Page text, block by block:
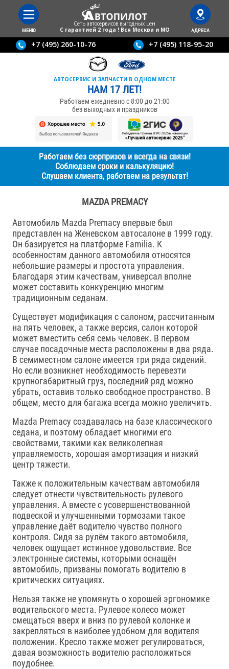
МЕНЮ
Сеть автосервисов выгодныx цен
С гарантией 2 года ! Вся Москва и МО
АДРЕСА
+7 (495) 260-10-76 +7 (495) 118-95-20
АВТОСЕРВИС И ЗАПЧАСТИ В ОДНОМ МЕСТЕ
НАМ 17 ЛЕТ!
Работаем ежедневно с 8:00 до 21:00
без выходных и праздников
Работаем без сюрпризов и всегда на связи!
Соблюдаем сроки и калькуляцию!
Слушаем клиента, работаем на результат!
MAZDA PREMACY
Автомобиль Mazda Premacy впервые был
представлен на Женевском автосалоне в 1999 году.
Он базируется на платформе Familia. К
особенностям данного автомобиля относятся
небольшие размеры и простота управления.
Благодаря этим качествам, универсал вполне
может составить конкуренцию многим
традиционным седанам.
Существует модификация с салоном, рассчитанным
на пять человек, а также версия, салон которой
может вместить себя семь человек. В первом
случае посадочные места расположены в два ряда.
В семиместном салоне имеется три ряда сидений.
Но если возникнет необходимость перевезти
крупногабаритный груз, последний ряд можно
убрать, оставив только свободное пространство. В
общем, место для багажа всегда можно увеличить.
Mazda Premacy создавалась на базе классического
седана, и поэтому обладает многими его
свойствами, такими как великолепная
управляемость, хорошая амортизация и низкий
центр тяжести.
Также к положительным качествам автомобиля
следует отнести чувствительность рулевого
управления. А вместе с усовершенствованной
подвеской и улучшенными тормозами такое
управление даёт водителю чувство полного
контроля. Сидя за рулём такого автомобиля,
человек ощущает истинное удовольствие. Все
электронные системы, которыми оснащён
автомобиль, призваны помогать водителю в
критических ситуациях.
Нельзя также не упомянуть о хорошей эргономике
водительского места. Рулевое колесо может
смещаться вверх и вниз по рулевой колонке и
закрепляться в наиболее удобном для водителя
положении. Кресло также может регулироваться,
давая возможность водителю расположиться
поудобнее.